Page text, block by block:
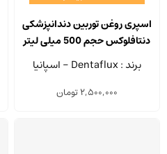
اسپری روغن توربین دندانپزشکی
دنتافلوکس حجم 500 میلی لیتر
برند : Dentaflux - اسپانیا
2,500,000تومان